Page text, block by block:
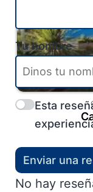
Tu nombre
Esta
Enviar una
No hay